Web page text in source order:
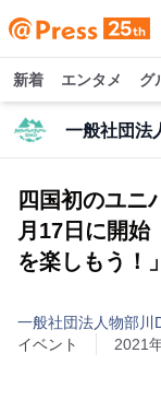
新着 エンタメ グ
一般社団法
四国初のユニ
月17日に開
を楽しもう！」
一般社団法人物部川
イベント
2021